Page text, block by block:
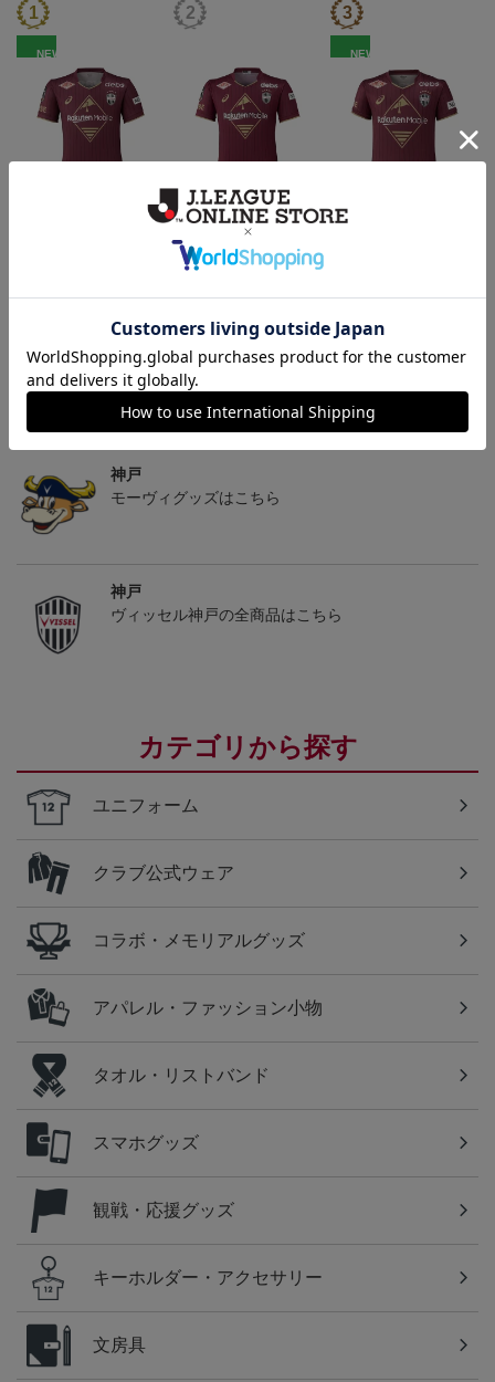
NEW
26/27_【レプリカ】ユニ
26/27_【オーセン】ユニ
フォーム（1st）
36,500円
NEW
26/27_キッズTシャツ
神戸
26/27シーズンユニフォームはこちら
神戸
モーヴィグッズはこちら
神戸
ヴィッセル神戸の全商品はこちら
カテゴリから探す
ユニフォーム
クラブ公式ウェア
コラボ・メモリアルグッズ
アパレル・ファッション小物
タオル・リストバンド
スマホグッズ
観戦・応援グッズ
キーホルダー・アクセサリー
文房具